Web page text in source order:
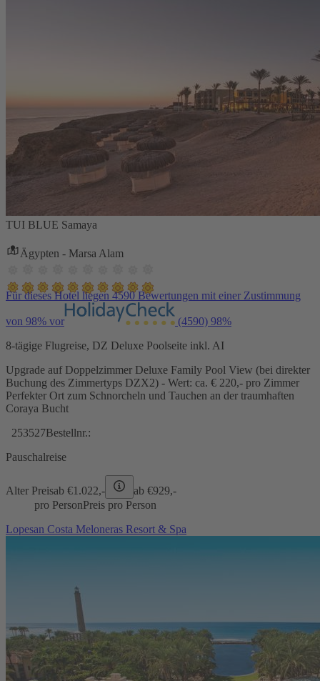
TUI BLUE Samaya
Ägypten - Marsa Alam
Für dieses Hotel liegen 4590 Bewertungen mit einer Zustimmung
von 98% vor (4590) 98%
8-tägige Flugreise, DZ Deluxe Poolseite inkl. AI
Upgrade auf Doppelzimmer Deluxe Family Pool View (bei direkter
Buchung des Zimmertyps DZX2) - Wert: ca. € 220,- pro Zimmer
Perfekter Ort zum Schnorcheln und Tauchen an der traumhaften
Coraya Bucht
253527Bestellnr.:
Pauschalreise
Alter Preisab €1.022,- ab €929,-
pro PersonPreis pro Person
Lopesan Costa Meloneras Resort & Spa